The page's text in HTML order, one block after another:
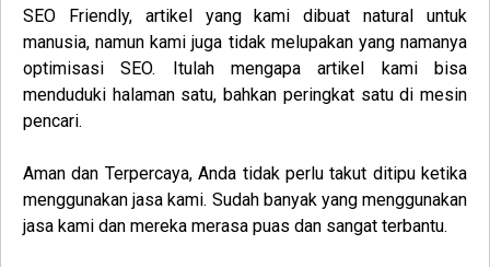
SEO Friendly, artikel yang kami dibuat natural untuk
manusia, namun kami juga tidak melupakan yang namanya
optimisasi SEO. Itulah mengapa artikel kami bisa
menduduki halaman satu, bahkan peringkat satu di mesin
pencari.
Aman dan Terpercaya, Anda tidak perlu takut ditipu ketika
menggunakan jasa kami. Sudah banyak yang menggunakan
jasa kami dan mereka merasa puas dan sangat terbantu.